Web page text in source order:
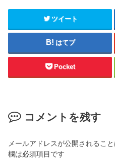
ツイート
はてブ
Pocket
コメントを残す
メールアドレスが公開されること
欄は必須項目です